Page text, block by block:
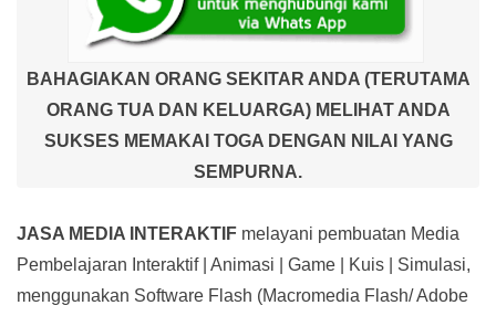
BAHAGIAKAN ORANG SEKITAR ANDA (TERUTAMA
ORANG TUA DAN KELUARGA) MELIHAT ANDA
SUKSES MEMAKAI TOGA DENGAN NILAI YANG
SEMPURNA.
JASA MEDIA INTERAKTIF melayani pembuatan Media
Pembelajaran Interaktif| Animasi | Game | Kuis | Simulasi,
menggunakan Software Flash (Macromedia Flash/ Adobe